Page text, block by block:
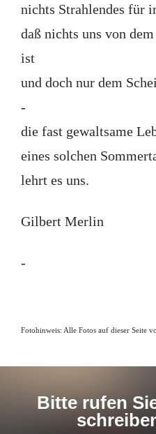
nichts Strahlendes für
daß nichts uns von
ist
und doch nur dem
-
die fast gewaltsame
eines solchen
lehrt es uns.
Gilbert Merlin
-
Fotohinweis: Alle Fotos auf dieser Seite
Bitte rufen